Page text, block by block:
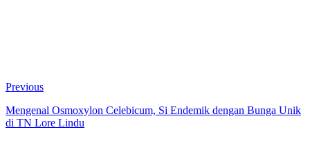
Previous
Mengenal Osmoxylon Celebicum, Si Endemik dengan Bunga Unik
di TN Lore Lindu